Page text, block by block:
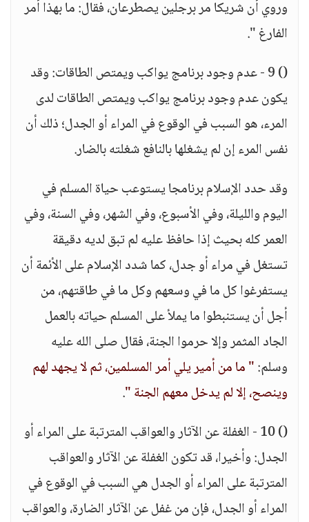
وروي أن شريكا مر برجلين يصطرعان، فقال: ما بهذا أمر
الفارغ ".
() 9 - عدم وجود برنامج يواكب ويمتص الطاقات: وقد
يكون عدم وجود برنامج يواكب ويمتص الطاقات لدى
المرء، هو السبب في الوقوع في المراء أو الجدل؛ ذلك أن
نفس المرء إن لم يشغلها بالنافع شغلته بالضار.
وقد حدد الإسلام برنامجا يستوعب حياة المسلم في
اليوم والليلة، وفي الأسبوع، وفي الشهر، وفي السنة، وفي
العمر كله بحيث إذا حافظ عليه لم تبق لديه دقيقة
تستغل في مراء أو جدل، كما شدد الإسلام على الأئمة أن
يستفرغوا كل ما في وسعهم وكل ما في طاقتهم، من
أجل أن يستنبطوا ما يملأ على المسلم حياته بالعمل
الجاد المثمر وإلا حرموا الجنة، فقال صلى الله عليه
وسلم:" ما من أمير يلي أمر المسلمين، ثم لا يجهد لهم
وينصح، إلا لم يدخل معهم الجنة ".
() 10 - الغفلة عن الآثار والعواقب المترتبة على المراء أو
الجدل: وأخيرا، قد تكون الغفلة عن الآثار والعواقب
المترتبة على المراء أو الجدل هي السبب في الوقوع في
المراء أو الجدل، فإن من غفل عن الآثار الضارة، والعواقب